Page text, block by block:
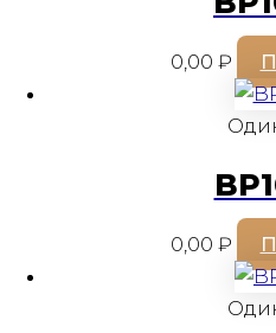
0,00 ₽
0,00 ₽